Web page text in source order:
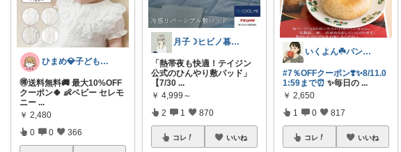
ひまめ💎子どものいる暮らし
🉐送料無料🚚 最大10%OFF
クーポン🍀 👶ベビー セレモ
ニー ...
￥ 2,480
0 0 366
月子☽ヒビノ暮らしレシピ
「熱帯夜も快適！テイジン
公式のひんやり敷パッド」
【7/30 ...
￥ 4,999～
2 1 870
コレ いいね
いくよん☘️パンのある暮らし✨
#7％OFFクーポン❣️✨8/11.0
1:59まで⏰ ✨毎日の ...
￥ 2,650
1 0 817
コレ いいね